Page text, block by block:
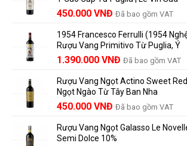
người
vang
nên
biết
Trữ
Và
Thành
858.000 VNĐ.là:
780.000 VNĐ.
Giá
là:
495.000 VNĐ.
450.000 VNĐ Giá
tại
là:
450.000 VNĐ.
Đã bao gồm VAT
1954 Francesco Ferrulli (1954
Rượu Vang Primitivo Từ Puglia, Ý
Giá
là:
1.529.000 VNĐ.
1.390.000 VNĐ Giá
tại
là:
1.390.000 VNĐ.
Đã bao gồm VAT
Rượu Vang Ngọt Actino Sweet
Ngọt Ngào Từ Tây Ban Nha
450.000 VNĐ Đã bao gồm VAT
Rượu Vang Ngọt Galasso Le
Semi Dolce 10%